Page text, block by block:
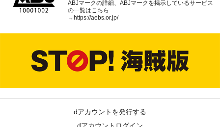
ABJマークの詳細、ABJマークを掲示しているサービス
の一覧はこちら
→https://aebs.or.jp/
dアカウントを発行する
dアカウントログイン